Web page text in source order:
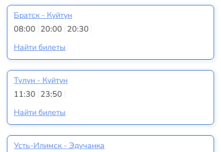
Братск - Куйтун
08:00 20:00 20:30
Найти билеты
Тулун - Куйтун
11:30 23:50
Найти билеты
Усть-Илимск - Эдучанка